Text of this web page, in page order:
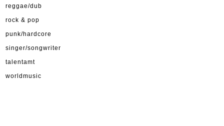
reggae/dub
rock & pop
punk/hardcore
singer/songwriter
talentamt
worldmusic